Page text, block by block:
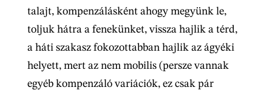
talajt, kompenzálásként ahogy megyünk le,
toljuk hátra a fenekünket, vissza hajlik a térd,
a háti szakasz fokozottabban hajlik az ágyéki
helyett, mert az nem mobilis (persze vannak
egyéb kompenzáló variációk, ez csak pár